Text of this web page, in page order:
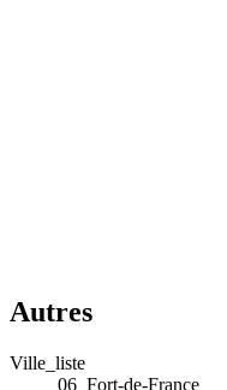
Autres
Ville_liste
06_Fort-de-France